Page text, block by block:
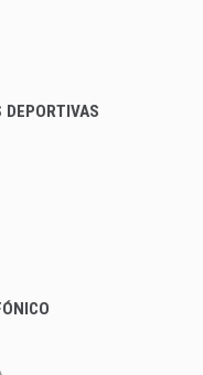
DEPORTIVAS